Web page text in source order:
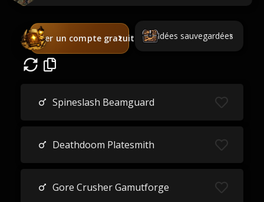
Créer un compte gratuit Idées sauvegardées
Spineslash Beamguard
Deathdoom Platesmith
Gore Crusher Gamutforge